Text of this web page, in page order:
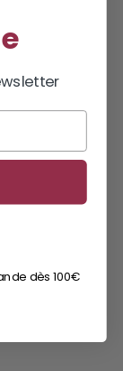
dès 100€